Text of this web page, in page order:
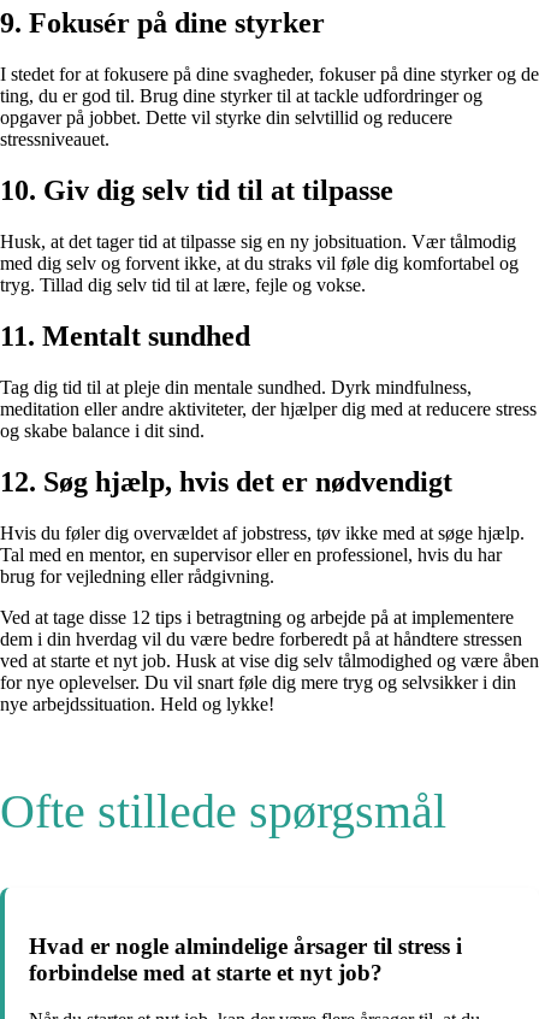
9. Fokusér på dine styrker
I stedet for at fokusere på dine svagheder, fokuser på dine styrker og de
ting, du er god til. Brug dine styrker til at tackle udfordringer og
opgaver på jobbet. Dette vil styrke din selvtillid og reducere
stressniveauet.
10. Giv dig selv tid til at tilpasse
Husk, at det tager tid at tilpasse sig en ny jobsituation. Vær tålmodig
med dig selv og forvent ikke, at du straks vil føle dig komfortabel og
tryg. Tillad dig selv tid til at lære, fejle og vokse.
11. Mentalt sundhed
Tag dig tid til at pleje din mentale sundhed. Dyrk mindfulness,
meditation eller andre aktiviteter, der hjælper dig med at reducere stress
og skabe balance i dit sind.
12. Søg hjælp, hvis det er nødvendigt
Hvis du føler dig overvældet af jobstress, tøv ikke med at søge hjælp.
Tal med en mentor, en supervisor eller en professionel, hvis du har
brug for vejledning eller rådgivning.
Ved at tage disse 12 tips i betragtning og arbejde på at implementere
dem i din hverdag vil du være bedre forberedt på at håndtere stressen
ved at starte et nyt job. Husk at vise dig selv tålmodighed og være åben
for nye oplevelser. Du vil snart føle dig mere tryg og selvsikker i din
nye arbejdssituation. Held og lykke!
Ofte stillede spørgsmål
Hvad er nogle almindelige årsager til stress i
forbindelse med at starte et nyt job?